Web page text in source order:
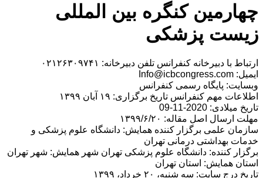
چهارمین کنگره بین المللی
زیست پزشکی
ارتباط با دبیرخانه کنفرانس تلفن دبیرخانه: ۰۲۱۲۶۳۰۹۷۴۱
ایمیل: Info@icbcongress.com
وبسایت: پایگاه رسمی کنفرانس
اطلاعات مهم کنفرانس تاریخ برگزاری: ۱۹ آبان ۱۳۹۹
تاریخ میلادی: 2020-11-09
مهلت ارسال اصل مقاله: ۱۳۹۹/۶/۲۰
سازمان علمی برگزار کننده همایش: دانشگاه علوم پزشکی و
خدمات بهداشتی درمانی تهران
برگزار کننده: دانشگاه علوم پزشکی تهران شهر همایش: شهر تهران
استان همایش: استان تهران
تاریخ درج سایت: سه شنبه، ۲۰ خرداد، ۱۳۹۹